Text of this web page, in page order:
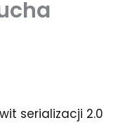
serializacji 2.0